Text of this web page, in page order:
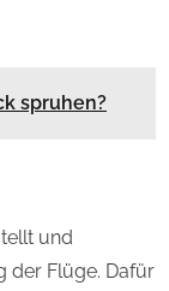
spruhen?
und
der Flüge. Dafür